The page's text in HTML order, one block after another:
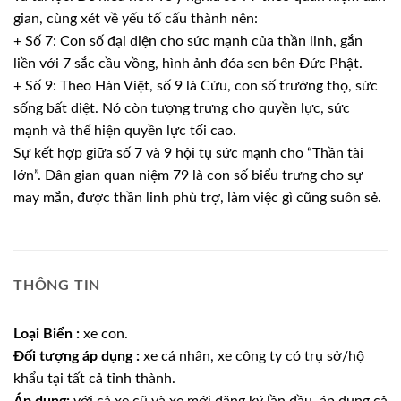
gian, cùng xét về yếu tố cấu thành nên:
+ Số 7: Con số đại diện cho sức mạnh của thần linh, gắn
liền với 7 sắc cầu vồng, hình ảnh đóa sen bên Đức Phật.
+ Số 9: Theo Hán Việt, số 9 là Cửu, con số trường thọ, sức
sống bất diệt. Nó còn tượng trưng cho quyền lực, sức
mạnh và thể hiện quyền lực tối cao.
Sự kết hợp giữa số 7 và 9 hội tụ sức mạnh cho “Thần tài
lớn”. Dân gian quan niệm 79 là con số biểu trưng cho sự
may mắn, được thần linh phù trợ, làm việc gì cũng suôn sẻ.
THÔNG TIN
Loại Biển : xe con.
Đối tượng áp dụng : xe cá nhân, xe công ty có trụ sở/hộ
khẩu tại tất cả tỉnh thành.